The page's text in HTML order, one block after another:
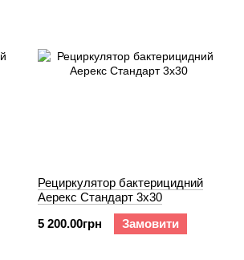
Рециркулятор бактерицидний
Аерекс Стандарт 3x30
5 200.00грн
Замовити